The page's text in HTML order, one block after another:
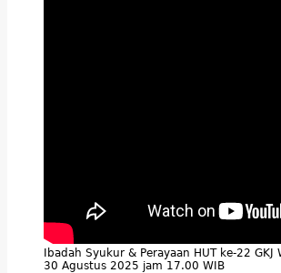
Ibadah Syukur & Perayaan HUT ke-22 GKJ
30 Agustus 2025 jam 17.00 WIB